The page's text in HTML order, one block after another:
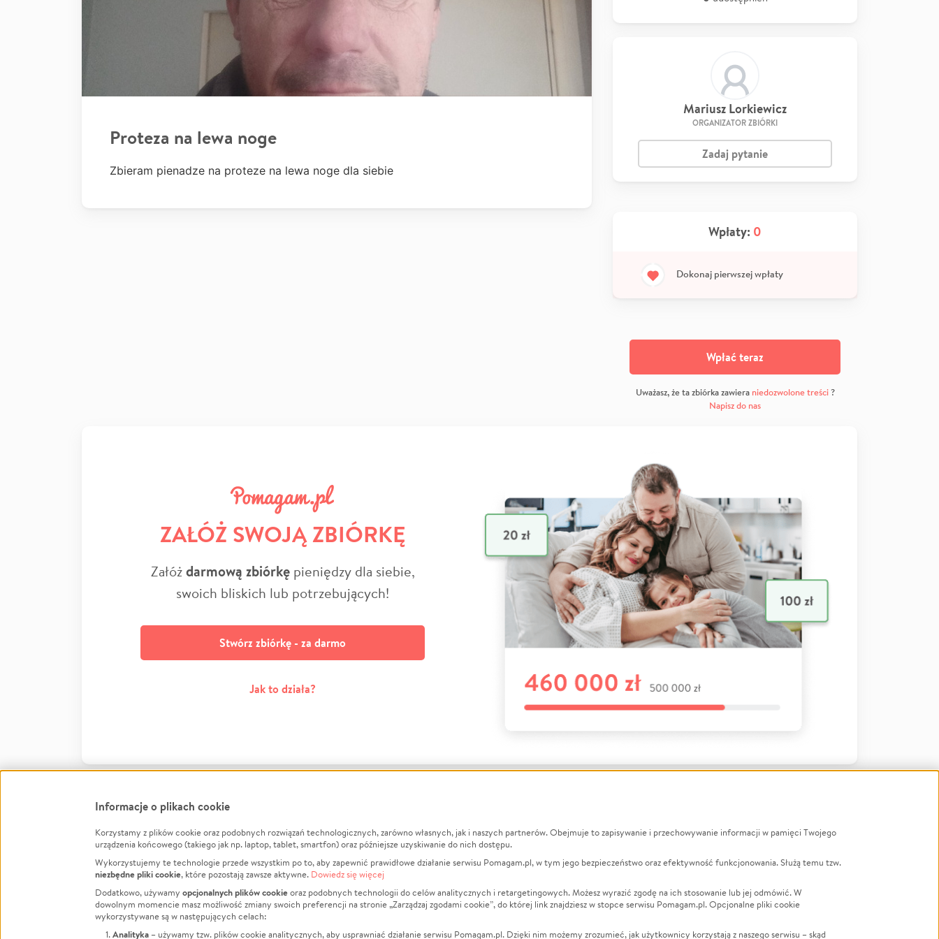
Proteza na lewa noge
Zbieram pienadze na proteze na lewa noge dla siebie
Mariusz Lorkiewicz
ORGANIZATOR ZBIÓRKI
Zadaj pytanie
Wpłaty: 0
Dokonaj pierwszej wpłaty
Wpłać teraz
Uważasz, że ta zbiórka zawiera niedozwolone treści?
Napisz do nas
ZAŁÓŻ SWOJĄ ZBIÓRKĘ
Załóżdarmową zbiórkępieniędzy dla siebie,
swoich bliskich lub potrzebujących!
Stwórz zbiórkę - za darmo
Jak to działa?
FacebookTwitter Instagram
LinkedInTikTok Youtube
Informacje
Jak to działa?
Regulamin
Polityka Prywatności
O nas
Opinie
Raporty
Za darmo
Zbieraj na
Leczenie
Zwierzęta
Pożar
LGBTQ+
Powódź
Wichura
Informacje o plikach cookie
Korzystamy z plików cookie oraz podobnych rozwiązań technologicznych, zarówno własnych, jak i naszych partnerów. Obejmuje to zapisywanie i przechowywanie informacji w pamięci Twojego
urządzenia końcowego (takiego jak np. laptop, tablet, smartfon) oraz późniejsze uzyskiwanie do nich dostępu.
Wykorzystujemy te technologie przede wszystkim po to, aby zapewnić prawidłowe działanie serwisu Pomagam.pl, w tym jego bezpieczeństwo oraz efektywność funkcjonowania. Służą temu tzw.
niezbędne pliki cookie, które pozostają zawsze aktywne. Dowiedz się więcej
Dodatkowo, używamy opcjonalnych plików cookieoraz podobnych technologii do celów analitycznych i retargetingowych. Możesz wyrazić zgodę na ich stosowanie lub jej odmówić. W
dowolnym momencie masz możliwość zmiany swoich preferencji na stronie „Zarządzaj zgodami cookie”, do której link znajdziesz w stopce serwisu Pomagam.pl. Opcjonalne pliki cookie
wykorzystywane są w następujących celach:
Analityka – używamy tzw. plików cookie analitycznych, aby usprawniać działanie serwisu Pomagam.pl. Dzięki nim możemy zrozumieć, jak użytkownicy korzystają z naszego serwisu – skąd